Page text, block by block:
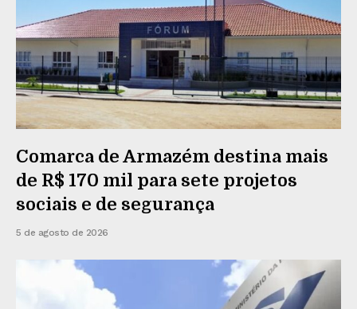
Comarca de Armazém destina mais
de R$ 170 mil para sete projetos
sociais e de segurança
5 de agosto de 2026